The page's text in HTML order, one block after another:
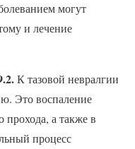
могут
и лечение
К тазовой невралгии
Это воспаление
прохода, а также в
процесс